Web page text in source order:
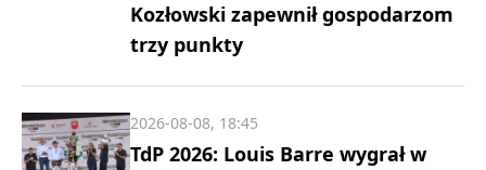
Kozłowski zapewnił gospodarzom
trzy punkty
TdP 2026: Louis Barre wygrał w
2026-08-08, 18:45